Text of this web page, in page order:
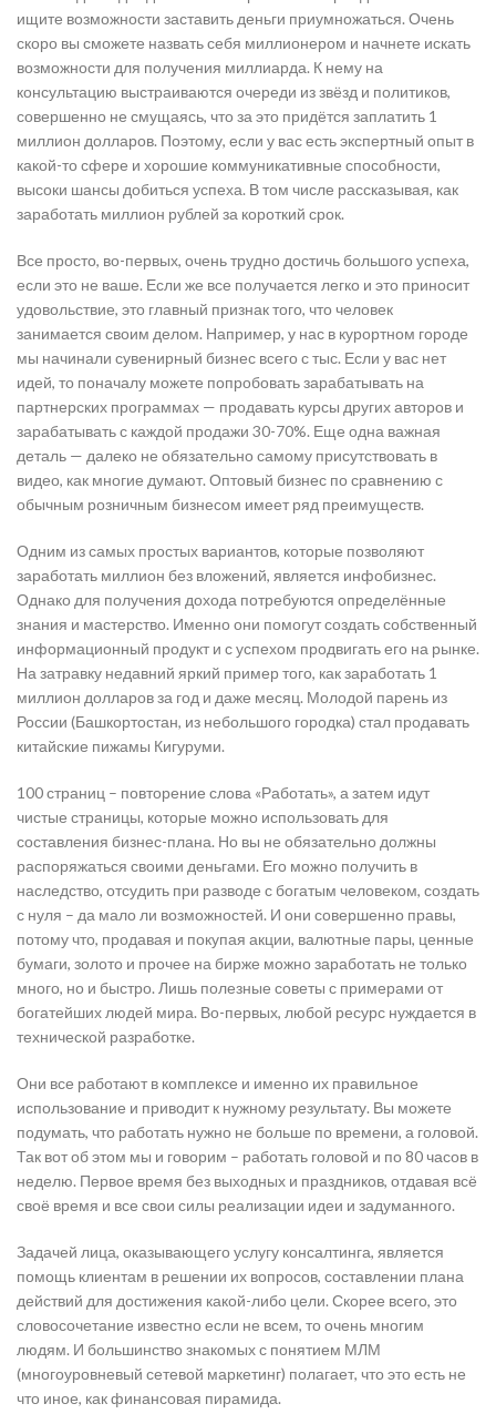
ищите возможности заставить деньги приумножаться. Очень
скоро вы сможете назвать себя миллионером и начнете искать
возможности для получения миллиарда. К нему на
консультацию выстраиваются очереди из звёзд и политиков,
совершенно не смущаясь, что за это придётся заплатить 1
миллион долларов. Поэтому, если у вас есть экспертный опыт в
какой-то сфере и хорошие коммуникативные способности,
высоки шансы добиться успеха. В том числе рассказывая, как
заработать миллион рублей за короткий срок.
Все просто, во-первых, очень трудно достичь большого успеха,
если это не ваше. Если же все получается легко и это приносит
удовольствие, это главный признак того, что человек
занимается своим делом. Например, у нас в курортном городе
мы начинали сувенирный бизнес всего с тыс. Если у вас нет
идей, то поначалу можете попробовать зарабатывать на
партнерских программах — продавать курсы других авторов и
зарабатывать с каждой продажи 30-70%. Еще одна важная
деталь — далеко не обязательно самому присутствовать в
видео, как многие думают. Оптовый бизнес по сравнению с
обычным розничным бизнесом имеет ряд преимуществ.
Одним из самых простых вариантов, которые позволяют
заработать миллион без вложений, является инфобизнес.
Однако для получения дохода потребуются определённые
знания и мастерство. Именно они помогут создать собственный
информационный продукт и с успехом продвигать его на рынке.
На затравку недавний яркий пример того, как заработать 1
миллион долларов за год и даже месяц. Молодой парень из
России (Башкортостан, из небольшого городка) стал продавать
китайские пижамы Кигуруми.
100 страниц – повторение слова «Работать», а затем идут
чистые страницы, которые можно использовать для
составления бизнес-плана. Но вы не обязательно должны
распоряжаться своими деньгами. Его можно получить в
наследство, отсудить при разводе с богатым человеком, создать
с нуля – да мало ли возможностей. И они совершенно правы,
потому что, продавая и покупая акции, валютные пары, ценные
бумаги, золото и прочее на бирже можно заработать не только
много, но и быстро. Лишь полезные советы с примерами от
богатейших людей мира. Во-первых, любой ресурс нуждается в
технической разработке.
Они все работают в комплексе и именно их правильное
использование и приводит к нужному результату. Вы можете
подумать, что работать нужно не больше по времени, а головой.
Так вот об этом мы и говорим – работать головой и по 80 часов в
неделю. Первое время без выходных и праздников, отдавая всё
своё время и все свои силы реализации идеи и задуманного.
Задачей лица, оказывающего услугу консалтинга, является
помощь клиентам в решении их вопросов, составлении плана
действий для достижения какой-либо цели. Скорее всего, это
словосочетание известно если не всем, то очень многим
людям. И большинство знакомых с понятием МЛМ
(многоуровневый сетевой маркетинг) полагает, что это есть не
что иное, как финансовая пирамида.